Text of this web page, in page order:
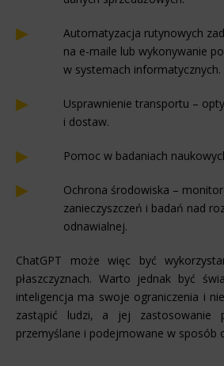
Automatyzacja rutynowych
na e-maile lub wykonywanie
w systemach informatycznych.
Usprawnienie transportu –
i dostaw.
Pomoc w badaniach
Ochrona środowiska –
zanieczyszczeń i badań nad
odnawialnej.
ChatGPT może więc być
płaszczyznach. Warto jednak być
inteligencja ma swoje ograniczenia i
zastąpić ludzi, a jej zastosowanie
przemyślane i podejmowane w sposób